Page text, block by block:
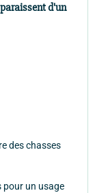
d'un
des chasses
pour un usage